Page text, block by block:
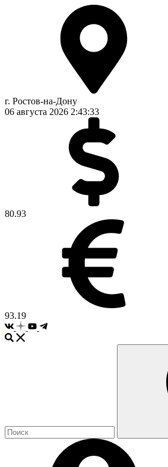
г. Ростов-на-Дону
06 августа 2026 2:43:33
80.93
93.19